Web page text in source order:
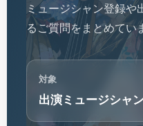
ミュージシャン登録
るご質問をまとめてい
対象
出演ミュージシャ